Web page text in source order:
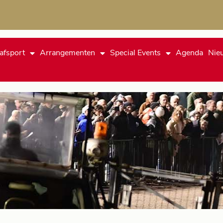
Arrangementen Special Events Agenda